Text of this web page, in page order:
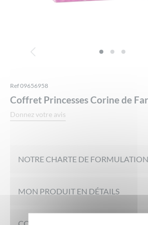
Ref 09656958
Coffret Princesses Corine de
Donnez votre avis
NOTRE CHARTE DE FORMULATION
MON PRODUIT EN DÉTAILS
Eau de toilette 30ml + Gel moussant 3en1